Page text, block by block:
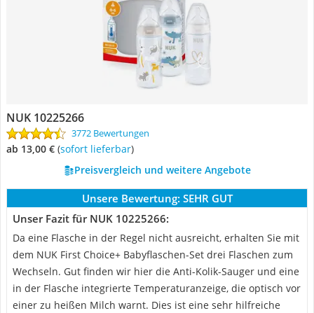
NUK 10225266
3772 Bewertungen
ab 13,00 € ( Sofort lieferbar)
Preisvergleich und weitere Angebote
Unsere Bewertung: SEHR GUT
Unser Fazit für NUK 10225266:
Da eine Flasche in der Regel nicht ausreicht, erhalten Sie mit
dem NUK First Choice+ Babyflaschen-Set drei Flaschen zum
Wechseln. Gut finden wir hier die Anti-Kolik-Sauger und eine
in der Flasche integrierte Temperaturanzeige, die optisch vor
einer zu heißen Milch warnt. Dies ist eine sehr hilfreiche